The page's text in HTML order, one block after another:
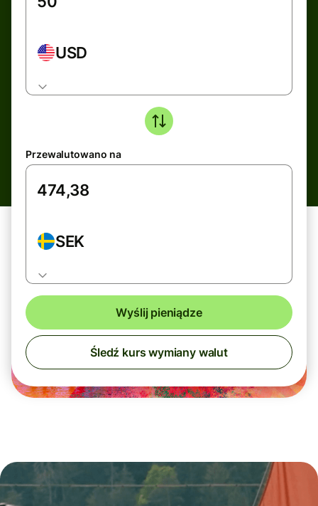
USD
Przewalutowano na
SEK
Wyślij pieniądze
Śledź kurs wymiany walut